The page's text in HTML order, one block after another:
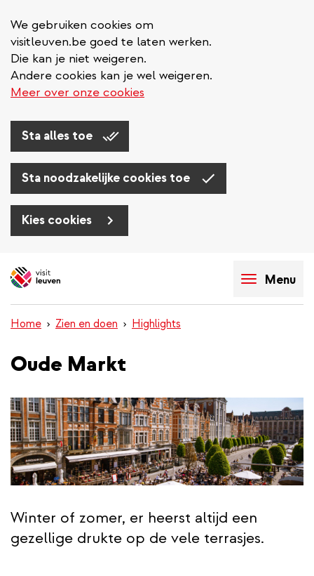
We gebruiken cookies om
visitleuven.be goed te laten werken.
Die kan je niet weigeren.
Andere cookies kan je wel weigeren.
Meer over onze cookies
Sta alles toe
Sta noodzakelijke cookies toe
Kies cookies
en
inhoud
Menu
Home Zien en doen Highlights
Oude Markt
Winter of zomer, er heerst altijd een
gezellige drukte op de vele terrasjes.